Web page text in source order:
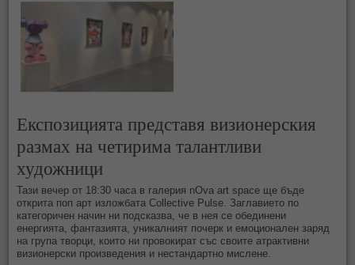
Експозицията представя визионерския
размах на четирима талантливи
художници
Тази вечер от 18:30 часа в галерия nOva art space ще бъде
открита поп арт изложбата Collective Pulse. Заглавието по
категоричен начин ни подсказва, че в нея се обединени
енергията, фантазията, уникалният почерк и емоционален заряд
на група творци, които ни провокират със своите атрактивни
визионерски произведения и нестандартно мислене.